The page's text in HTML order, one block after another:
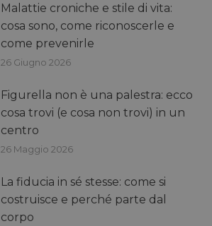
Malattie croniche e stile di vita:
cosa sono, come riconoscerle e
come prevenirle
26 Giugno 2026
Figurella non è una palestra: ecco
cosa trovi (e cosa non trovi) in un
centro
26 Maggio 2026
La fiducia in sé stesse: come si
costruisce e perché parte dal
corpo